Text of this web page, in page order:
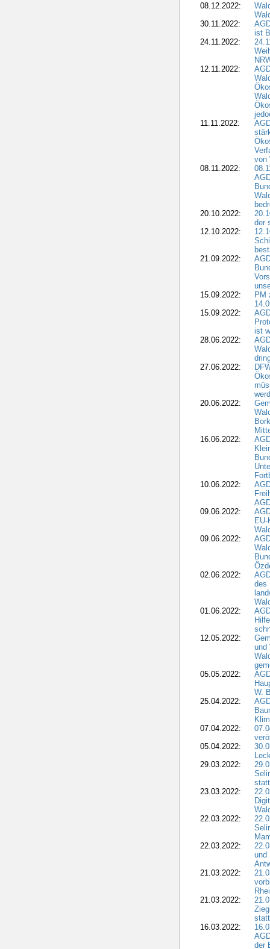
08.12.2022:
30.11.2022:
ist
24.11.2022:
12.11.2022:
11.11.2022:
von
08.11.2022:
20.10.2022:
der
12.10.2022:
21.09.2022:
15.09.2022:
PM
15.09.2022:
ist
28.06.2022:
27.06.2022:
20.06.2022:
16.06.2022:
10.06.2022:
09.06.2022:
09.06.2022:
02.06.2022:
des
01.06.2022:
12.05.2022:
und
05.05.2022:
W.
25.04.2022:
07.04.2022:
05.04.2022:
29.03.2022:
23.03.2022:
22.03.2022:
22.03.2022:
und
21.03.2022:
21.03.2022:
16.03.2022:
der